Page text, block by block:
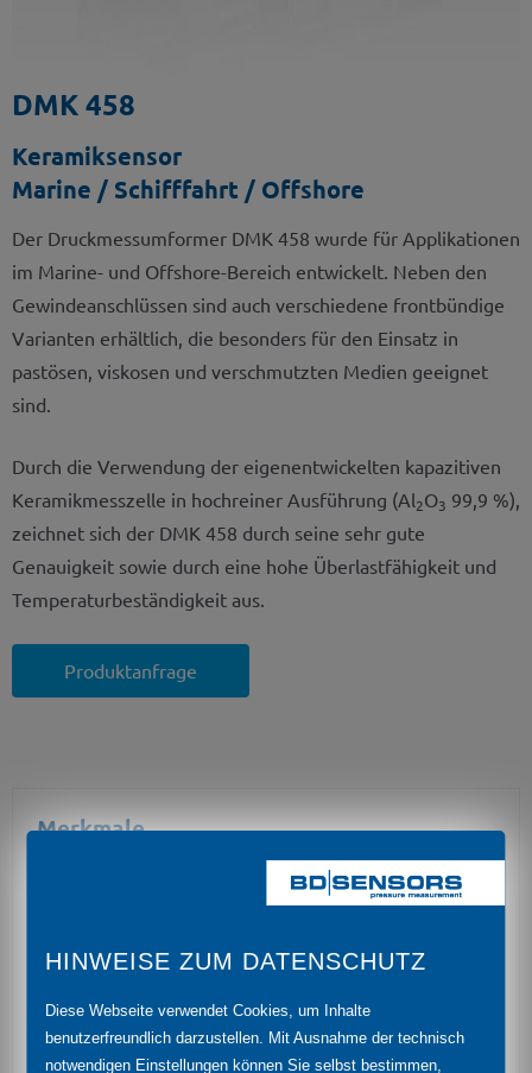
DMK 458
Keramiksensor
Marine / Schifffahrt / Offshore
Der Druckmessumformer DMK 458 wurde für Applikationen
im Marine- und Offshore-Bereich entwickelt. Neben den
Gewindeanschlüssen sind auch verschiedene frontbündige
Varianten erhältlich, die besonders für den Einsatz in
pastösen, viskosen und verschmutzten Medien geeignet
sind.
Durch die Verwendung der eigenentwickelten kapazitiven
Keramikmesszelle in hochreiner Ausführung (Al2O3 99,9 %),
zeichnet sich der DMK 458 durch seine sehr gute
Genauigkeit sowie durch eine hohe Überlastfähigkeit und
Temperaturbeständigkeit aus.
Produktanfrage
Merkmale
Nenndrücke: 0 ... 40 mbar bis 0 ... 20 bar
Trennmembrane Keramik Al2O3 (99,9 %)
Schifffahrtszulassungen: American Bureau of
Shipping (ABS), Bureau Veritas (BV), China
HINWEISE ZUM DATENSCHUTZ
Diese Webseite verwendet Cookies, um Inhalte
benutzerfreundlich darzustellen. Mit Ausnahme der technisch
notwendigen Einstellungen können Sie selbst bestimmen,